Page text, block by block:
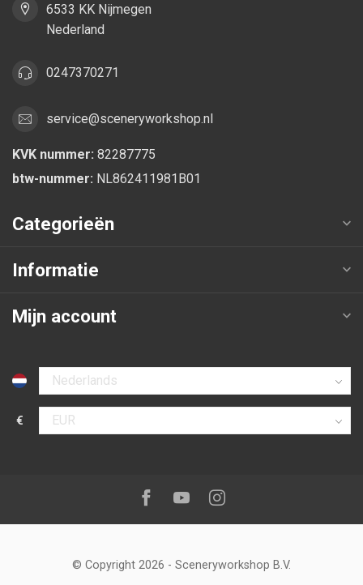
6533 KK Nijmegen
Nederland
0247370271
service@sceneryworkshop.nl
KVK nummer: 82287775
btw-nummer: NL862411981B01
Categorieën
Informatie
Mijn account
Selecteer taal
€
Selecteer valuta
Volg ons op:Facebook
YoutubeInstagram
© Copyright 2026 - Sceneryworkshop B.V.